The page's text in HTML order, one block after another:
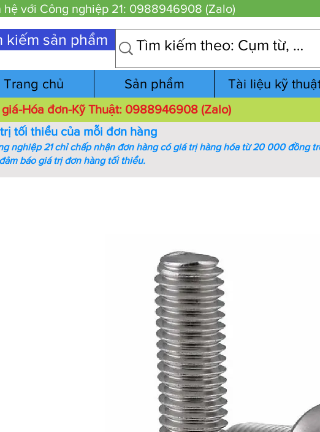
hệ với Công nghiệp 21: 0988946908 (Zalo)
kiếm sản phẩm
Trang chủ Sản phẩm Tài liệu kỹ
giá-Hóa đơn-Kỹ Thuật: 0988946908 (Zalo)
tối thiểu của mỗi đơn hàng
nghiệp 21 chỉ chấp nhận đơn hàng có giá trị hàng hóa từ 20 000 đồng
báo giá trị đơn hàng tối thiểu.